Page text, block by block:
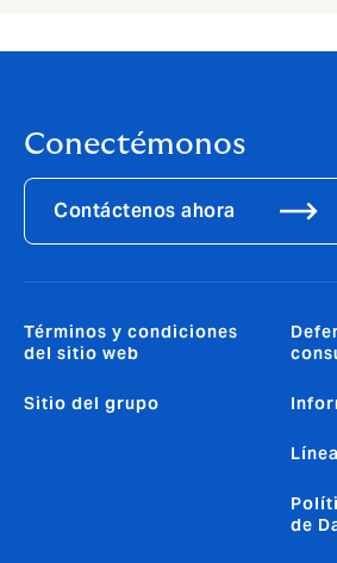
Conectémonos
Contáctenos ahora
Términos y condiciones
del sitio web
Sitio del grupo
de